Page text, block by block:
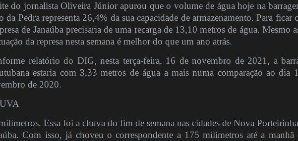
do jornalista Oliveira Júnior apurou que o volume de água hoje na
da Pedra representa 26,4% da sua capacidade de armazenamento. Para ficar
de Janaúba precisaria de uma recarga de 13,10 metros de água. Mesmo
da represa nesta semana é melhor do que um ano atrás.
relatório do DIG, nesta terça-feira, 16 de novembro de 2021, a
estaria com 3,33 metros de água a mais numa comparação ao dia
de 2020.
Essa foi a chuva do fim de semana nas cidades de Nova
Com isso, já choveu o correspondente a 175 milímetros até a manhã